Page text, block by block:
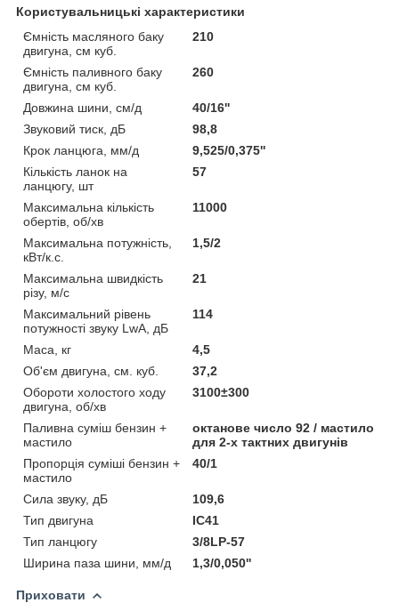
Користувальницькі характеристики
Ємність масляного баку
двигуна, см куб.
210
Ємність паливного баку
двигуна, см куб.
260
Довжина шини, см/д
40/16''
Звуковий тиск, дБ
98,8
Крок ланцюга, мм/д
9,525/0,375''
Кількість ланок на
ланцюгу, шт
57
Максимальна кількість
обертів, об/хв
11000
Максимальна потужність,
кВт/к.с.
1,5/2
Максимальна швидкість
різу, м/с
21
Максимальний рівень
потужності звуку LwA, дБ
114
Маса, кг
4,5
Об'єм двигуна, см. куб.
37,2
Обороти холостого ходу
двигуна, об/хв
3100±300
Паливна суміш бензин +
мастило
октанове число 92 / мастило
для 2-х тактних двигунів
Пропорція суміші бензин +
мастило
40/1
Сила звуку, дБ
109,6
Тип двигуна
IC41
Тип ланцюгу
3/8LP-57
Ширина паза шини, мм/д
1,3/0,050''
Приховати